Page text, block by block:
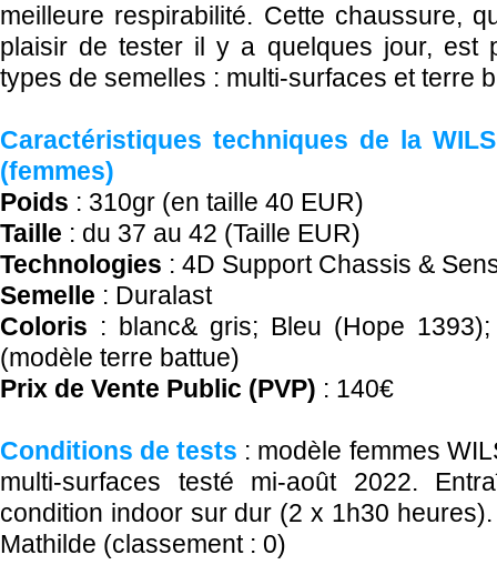
meilleure respirabilité. Cette chaussure,
plaisir de tester il y a quelques jour, est
types de semelles : multi-surfaces et terre
Caractéristiques techniques de la
(femmes)
Poids : 310gr (en taille 40 EUR)
Taille : du 37 au 42 (Taille EUR)
Technologies : 4D Support Chassis &
Semelle : Duralast
Coloris : blanc& gris; Bleu (Hope 1393);
(modèle terre battue)
Prix de Vente Public (PVP) : 140€
Conditions de tests : modèle femmes
multi-surfaces testé mi-août 2022.
condition indoor sur dur (2 x 1h30
Mathilde (classement : 0)